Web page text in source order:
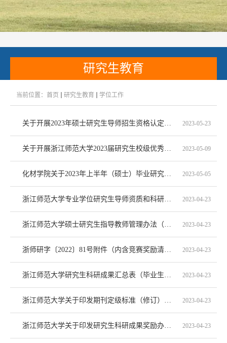
研究生教育
当前位置： 首页 研究生教育 学位工作
2023-05-23
2023-05-09
2023-05-05
2023-04-23
2023-04-23
2023-04-23
2023-04-23
2023-04-23
2023-04-23